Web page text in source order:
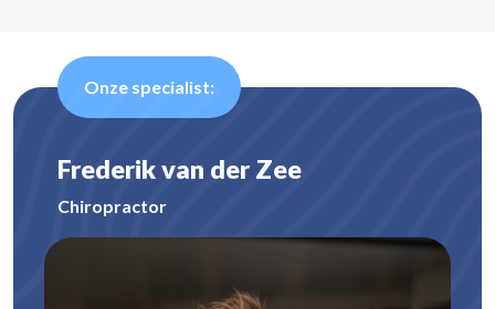
Onze specialist:
Frederik van der Zee
Chiropractor